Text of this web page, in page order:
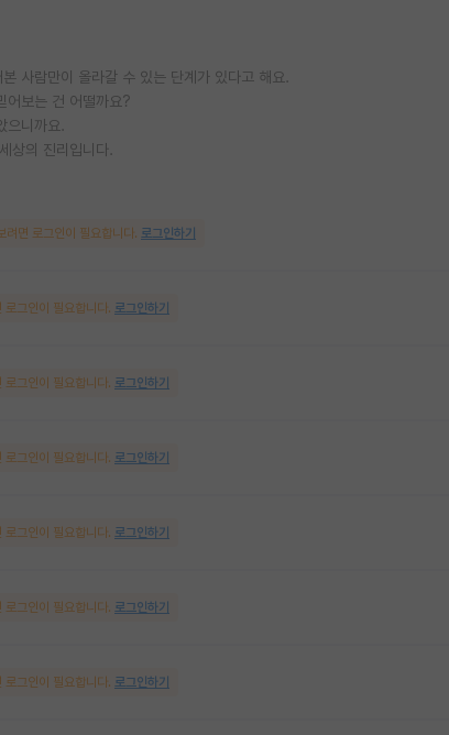
사람만이 올라갈 수 있는 단계가 있다고 해요.
어보는 건 어떨까요?
으니까요.
상의 진리입니다.
려면 로그인이 필요합니다. 로그인하기
로그인이 필요합니다. 로그인하기
로그인이 필요합니다. 로그인하기
로그인이 필요합니다. 로그인하기
로그인이 필요합니다. 로그인하기
로그인이 필요합니다. 로그인하기
로그인이 필요합니다. 로그인하기